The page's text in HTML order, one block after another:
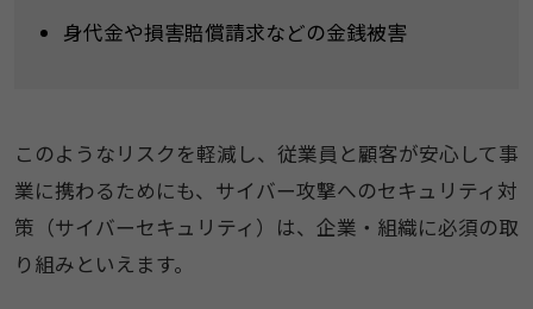
身代金や損害賠償請求などの金銭被害
このようなリスクを軽減し、従業員と顧客が安心して事
業に携わるためにも、サイバー攻撃へのセキュリティ対
策（サイバーセキュリティ）は、企業・組織に必須の取
り組みといえます。